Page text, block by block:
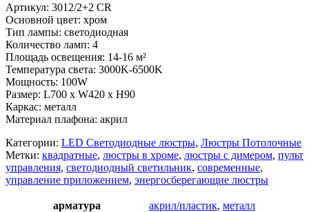
Артикул: 3012/2+2 CR
Основной цвет: хром
Тип лампы: светодиодная
Количество ламп: 4
Площадь освещения: 14-16 м²
Температура света: 3000K-6500K
Мощность: 100W
Размер: L700 x W420 x H90
Каркас: металл
Материал плафона: акрил
Категории: LED Светодиодные люстры, Люстры Потолочные
Метки: квадратные, люстры в хроме, люстры с димером, пульт
управления, светодиодный светильник, современные,
управление приложением, энергосберегающие люстры
арматура акрил/пластик, металл